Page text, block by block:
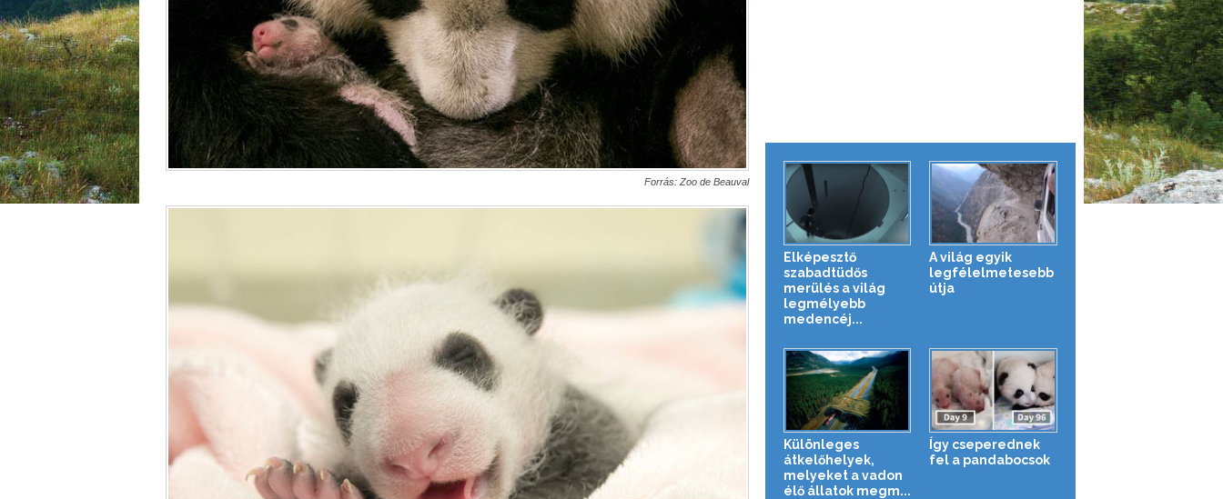
Forrás: Zoo de Beauval
Elképesztő
szabadtüdős
merülés a világ
legmélyebb
medencéj...
A világ egyik
legfélelmetesebb
útja
Különleges
átkelőhelyek,
melyeket a vadon
élő állatok megm...
Így cseperednek
fel a pandabocsok